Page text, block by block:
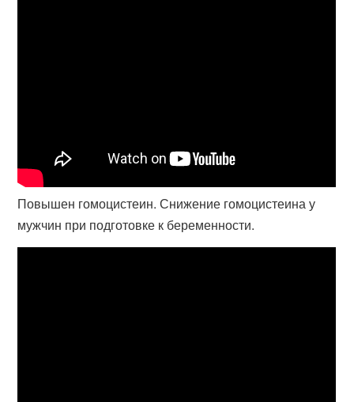
Повышен гомоцистеин. Снижение гомоцистеина у
мужчин при подготовке к беременности.